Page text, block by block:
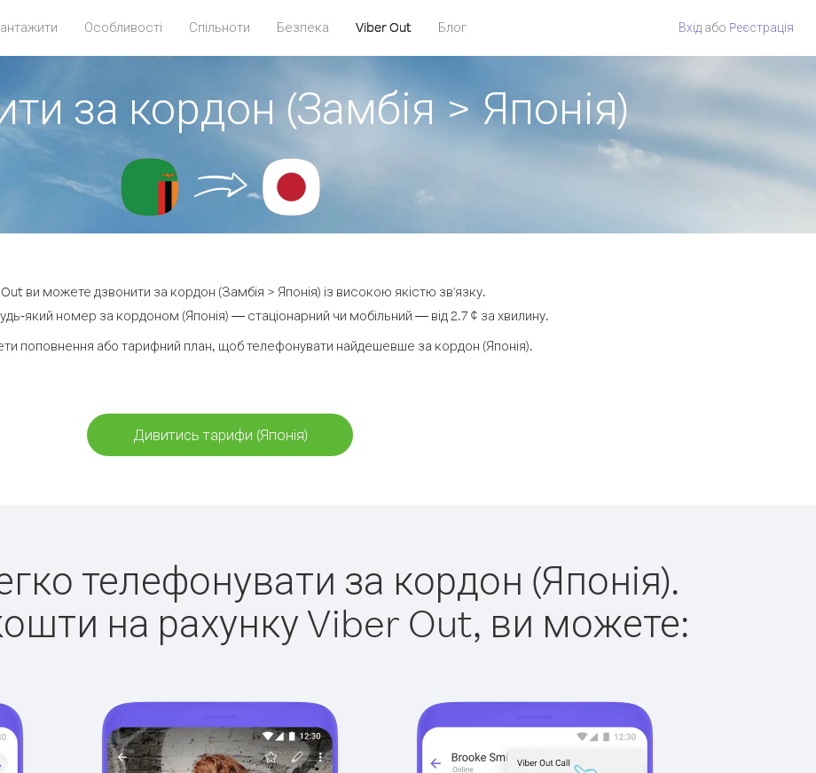
Особливості Спільноти Безпека Viber Out Блог Вхід або Pеєстрація
за кордон (Замбія > Японія)
Out ви можете дзвонити за кордон (Замбія > Японія) із високою якістю зв'язку.
який номер за кордоном (Японія) — стаціонарний чи мобільний — від 2.7 ¢ за хвилину.
поповнення або тарифний план, щоб телефонувати найдешевше за кордон (Японія).
Дивитись тарифи (Японія)
телефонувати за кордон (Японія).
на рахунку Viber Out, ви можете: